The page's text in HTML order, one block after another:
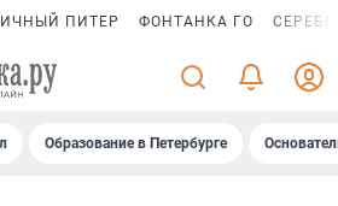
ПИТЕР ФОНТАНКА ГО
Образование в Петербурге